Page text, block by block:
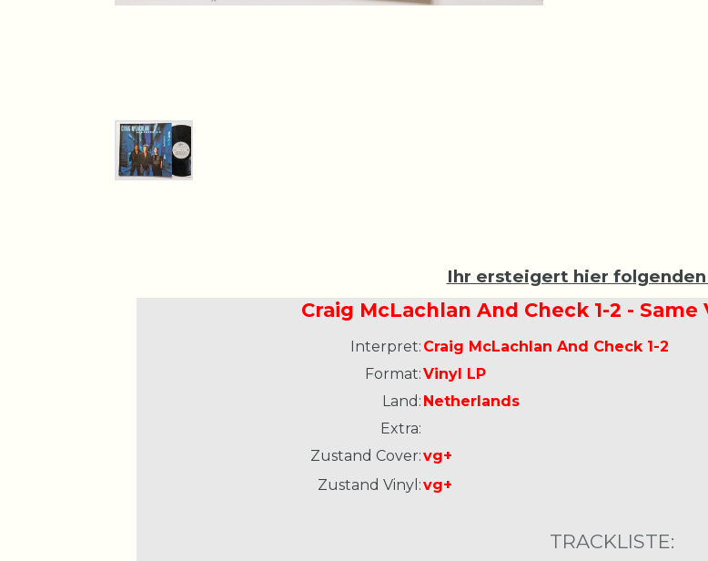
Ihr ersteigert hier
Craig McLachlan And Check 1-2 -
Interpret: Craig McLachlan And Check 1-2
Format:Vinyl LP
Land: Netherlands
Extra:
Zustand Cover:vg+
Zustand Vinyl:vg+
TRACKLISTE: